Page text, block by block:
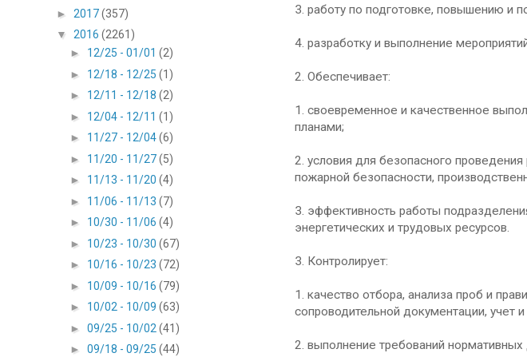
3. работу по подготовке, повышению и
4. разработку и выполнение
2. Обеспечивает:
1. своевременное и качественное
планами;
2. условия для безопасного
пожарной безопасности,
3. эффективность работы
энергетических и трудовых ресурсов.
3. Контролирует:
1. качество отбора, анализа проб и
сопроводительной документации, учет
2. выполнение требований
► 2017(357)
▼ 2016 (2261)
► 12/25 - 01/01 (2)
► 12/18 - 12/25 (1)
► 12/11 - 12/18 (2)
► 12/04 - 12/11 (1)
► 11/27 - 12/04(6)
► 11/20 - 11/27(5)
► 11/13 - 11/20 (4)
► 11/06 - 11/13 (7)
► 10/30 - 11/06 (4)
► 10/23 - 10/30 (67)
► 10/16 - 10/23 (72)
► 10/09 - 10/16 (79)
► 10/02 - 10/09 (63)
► 09/25 - 10/02 (41)
► 09/18 - 09/25 (44)